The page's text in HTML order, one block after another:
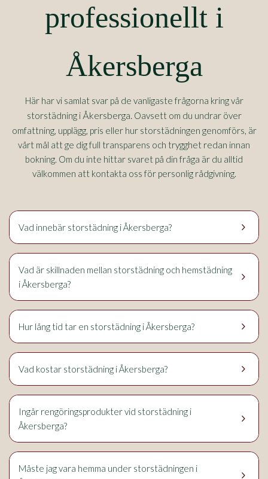
professionellt i
Åkersberga
Här har vi samlat svar på de vanligaste frågorna kring vår
storstädning i Åkersberga. Oavsett om du undrar över
omfattning, upplägg, pris eller hur storstädningen genomförs, är
vårt mål att ge dig full transparens och trygghet redan innan
bokning. Om du inte hittar svaret på din fråga är du alltid
välkommen att kontakta oss för personlig rådgivning.
keyboard_arrow_right
Vad innebär storstädning i Åkersberga?
keyboard_arrow_right
Vad är skillnaden mellan storstädning och hemstädning
i Åkersberga?
keyboard_arrow_right
Hur lång tid tar en storstädning i Åkersberga?
keyboard_arrow_right
Vad kostar storstädning i Åkersberga?
keyboard_arrow_right
Ingår rengöringsprodukter vid storstädning i
Åkersberga?
keyboard_arrow_right
Måste jag vara hemma under storstädningen i